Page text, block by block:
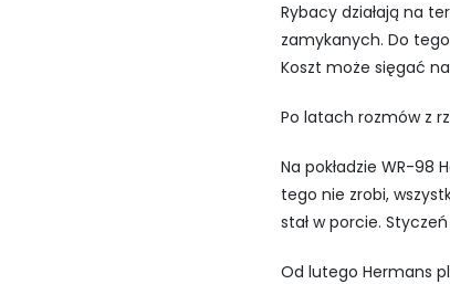
Rybacy działają na
zamykanych. Do
Koszt może sięgać
Po latach rozmów z
Na pokładzie WR-98
tego nie zrobi,
stał w porcie.
Od lutego Hermans